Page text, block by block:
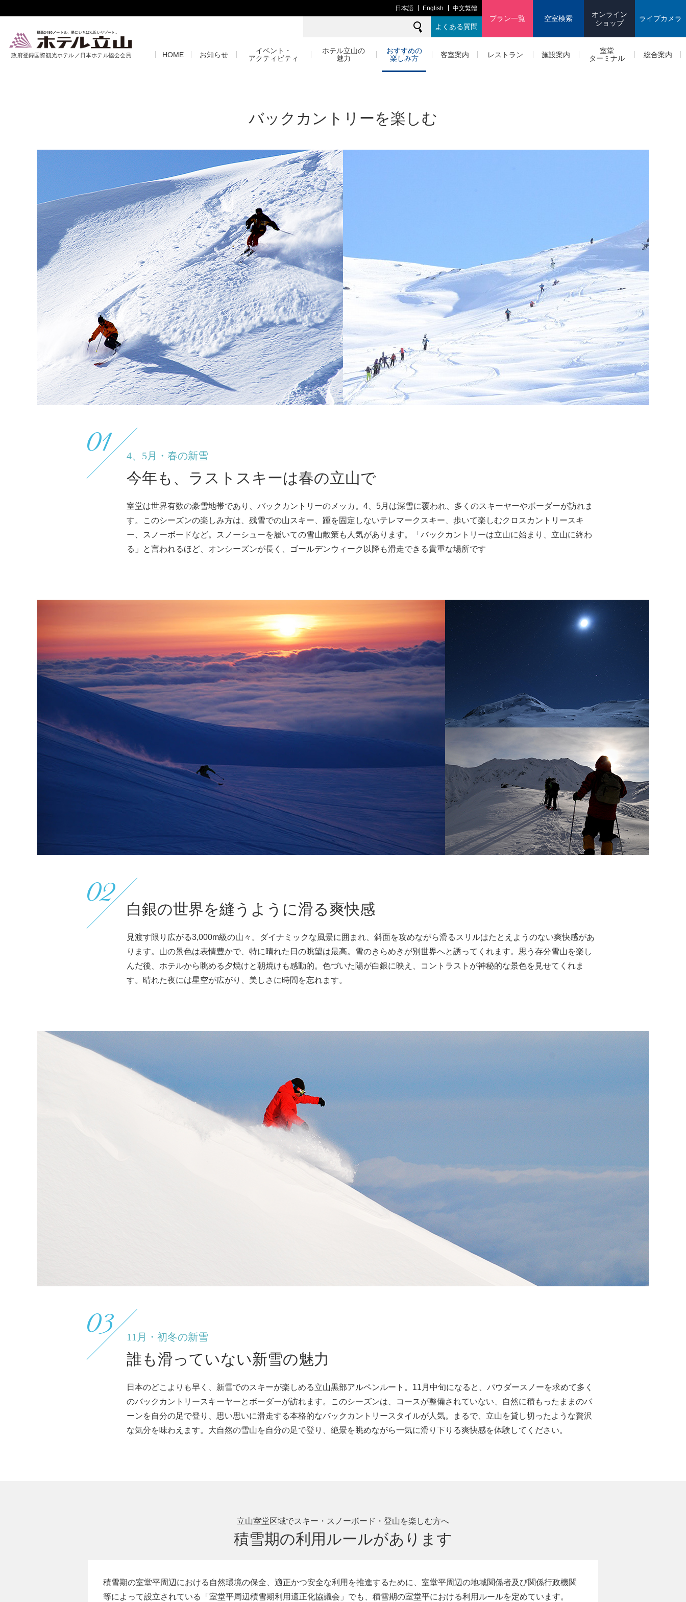
標高2450メートル、星にいちばん近いリゾート。
政府登録国際観光ホテル／日本ホテル協会会員
日本語 English 中文繁體
プラン一覧 空室検索
オンライン
ショップ
ライブカメラ
よくある質問
HOME お知らせ
イベント・
アクティビティ
ホテル立山の
魅力
おすすめの
楽しみ方
客室案内 レストラン 施設案内
室堂
ターミナル
総合案内
バックカントリーを楽しむ
01 4、5月・春の新雪
今年も、ラストスキーは春の立山で
室堂は世界有数の豪雪地帯であり、バックカントリーのメッカ。4、5月は深雪に覆われ、多くのスキーヤーやボーダーが訪れま
す。このシーズンの楽しみ方は、残雪での山スキー、踵を固定しないテレマークスキー、歩いて楽しむクロスカントリースキ
ー、スノーボードなど。スノーシューを履いての雪山散策も人気があります。「バックカントリーは立山に始まり、立山に終わ
る」と言われるほど、オンシーズンが長く、ゴールデンウィーク以降も滑走できる貴重な場所です
02 白銀の世界を縫うように滑る爽快感
見渡す限り広がる3,000m級の山々。ダイナミックな風景に囲まれ、斜面を攻めながら滑るスリルはたとえようのない爽快感があ
ります。山の景色は表情豊かで、特に晴れた日の眺望は最高。雪のきらめきが別世界へと誘ってくれます。思う存分雪山を楽し
んだ後、ホテルから眺める夕焼けと朝焼けも感動的。色づいた陽が白銀に映え、コントラストが神秘的な景色を見せてくれま
す。晴れた夜には星空が広がり、美しさに時間を忘れます。
03 11月・初冬の新雪
誰も滑っていない新雪の魅力
日本のどこよりも早く、新雪でのスキーが楽しめる立山黒部アルペンルート。11月中旬になると、パウダースノーを求めて多く
のバックカントリースキーヤーとボーダーが訪れます。このシーズンは、コースが整備されていない、自然に積もったままのバ
ーンを自分の足で登り、思い思いに滑走する本格的なバックカントリースタイルが人気。まるで、立山を貸し切ったような贅沢
な気分を味わえます。大自然の雪山を自分の足で登り、絶景を眺めながら一気に滑り下りる爽快感を体験してください。
立山室堂区域でスキー・スノーボード・登山を楽しむ方へ
積雪期の利用ルールがあります
積雪期の室堂平周辺における自然環境の保全、適正かつ安全な利用を推進するために、室堂平周辺の地域関係者及び関係行政機関
等によって設立されている「室堂平周辺積雪期利用適正化協議会」でも、積雪期の室堂平における利用ルールを定めています。